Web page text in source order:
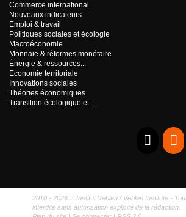
Commerce international
Nouveaux indicateurs
Emploi & travail
Politiques sociales et écologie
Macroéconomie
Monnaie & réformes monétaire
Énergie & ressources...
Economie territoriale
Innovations sociales
Théories économiques
Transition écologique et...
2010 - 2026 © Institut Veblen / Veblen Institute -
interdite sans autorisation explicite de la rédaction.